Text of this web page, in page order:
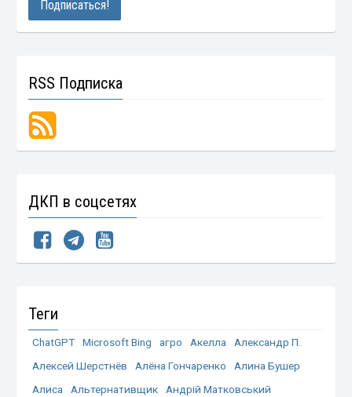
RSS Подписка
ДКП в соцсетях
Теги
ChatGPT Microsoft Bing агро Акелла
Александр П.
Алексей Шерстнёв
Алёна Гончаренко
Алина Бушер
Алиса
Альтернативщик
Андрій Матковський